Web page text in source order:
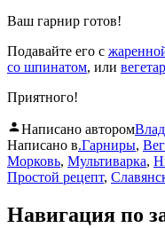
Ваш гарнир готов!
Подавайте его с
со шпинатом, или
Приятного!
Написано автором
Написано в.Гарниры,
Морковь, Мультиварка,
Простой рецепт,
Навигация по